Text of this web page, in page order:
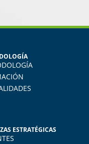
aprendido
me
ESTRATÉGICAS